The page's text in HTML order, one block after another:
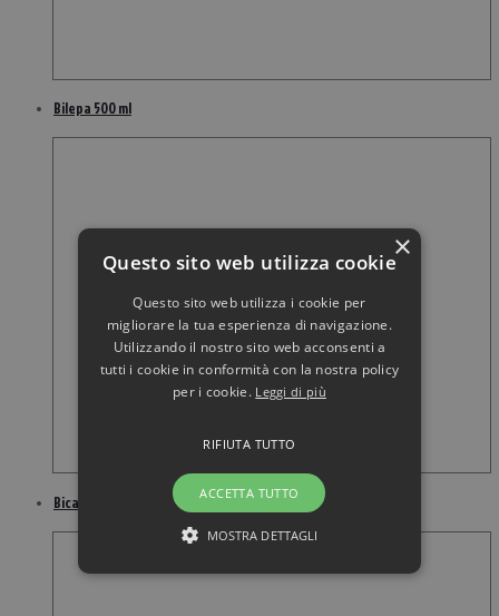
Bilepa 500 ml
Bicarbonato sodiozero t 167 pastiglie
×
Questo sito web utilizza cookie
Questo sito web utilizza i cookie per
migliorare la tua esperienza di navigazione.
Utilizzando il nostro sito web acconsenti a
tutti i cookie in conformità con la nostra policy
per i cookie. Leggi di più
ACCETTA TUTTO
RIFIUTA TUTTO
MOSTRA DETTAGLI